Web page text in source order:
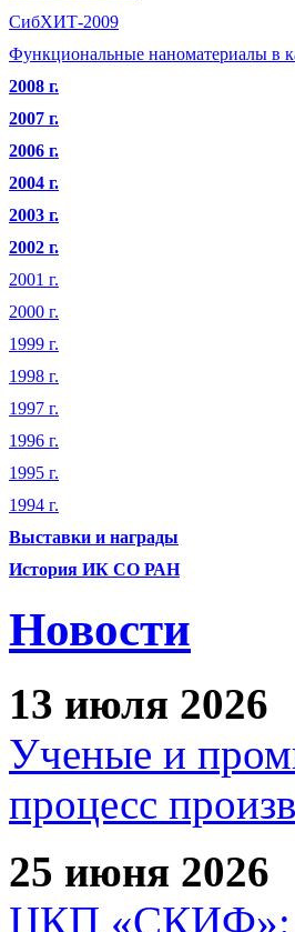
СибХИТ-2009
Функциональные наноматериалы в
2008 г.
2007 г.
2006 г.
2004 г.
2003 г.
2002 г.
2001 г.
2000 г.
1999 г.
1998 г.
1997 г.
1996 г.
1995 г.
1994 г.
Выставки и награды
История ИК СО РАН
Новости
13 июля 2026
Ученые и
процесс
25 июня 2026
ЦКП «СКИФ»: